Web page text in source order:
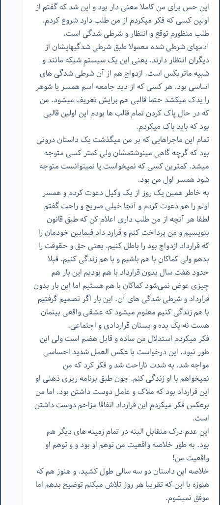
این حس برای من کاملا معنی دار بود و این شد که گفتم از
اولین کسی که فکر میکردم از من طلب دارد شروع کردم.
طلب منظورم توقع و انتظار و شرطی شدگی است.
آدمهای شرطی شده معمولا طبق شرطی شدگیهایشان از
دیگران انتظار دارند. یعنی این یک سیستمِ شبکه مانند و
شبیه ماتریکس است. ازدواج هم از آن شرطی شدگی های
اساسی بود. هر کسی که از دید جامعه اسم همسر یا شوهر
را یدک میکشد حتما قالبی هم برایش تعریف میشود. من
که در حال پاک کردن تمام قالب ها بودم این اولین قالبی
بود که باید پاک میکردم.
تمام این ماجراهایی که بر من میگذشت یک داستان درونی
بود که گرچه گاهی مینوشتمشان ولی کمتر کسی متوجه
میشد. کمترین کسی که نمیخواست یا نمیتوانست متوجه
شود همسر اول من بود.
به خاطر همین یک روز از یک وکیل دعوت کردم و همسر
اولم را هم دعوت کردم و آنجا خیلی صریح و راحت گفتم
لطفا هر آنچه از من طلب داری اعلام کن که طبق قانون
بنویسیم و من پرداخت کنم و قرارد داد فیمابین خودمان را
که قرارداد ازدواج بود را باطل کنیم. یعنی حق و حقوقت را
بدهم ولی کماکان با هم باشیم و با هم زندگی کنیم. قبلا
حدود هفت سال بدون قرارداد با هم بودیم این بار هم
چیزی عوض نمی‌شود کماکان با هم هستیم اما این بار بدون
قرارداد و شرطی شدگی های آن. این بار اگر تصمیم گرفتیم
با هم زندگی کنیم معلوم میشود که عشقی واقعی بینمان
هست نه یک بده و بستان قراردادی و اجتماعی.
فکر میکردم استدلال من ساده و قابل هضم است ولی این
طور نبود. این درخواست با عکس العمل شدید احساسی
مواجه شد. به شدت ناراحت شد و فکر کرد که من
نمیخواهم با او زندگی کنم. چون طبق برنامه ریزی ذهنی او
این قرارداد بود که ملاک و عامل دوست داشتن بود. اما من
برعکس فکر میکردم این قرارداد اتفاقا مزاحم دوست داشتن
است.
این عدم درک متقابل البته در تمام زمینه های دیگر هم
بود. به طور خلاصه واقعیت من توهم او بود و و توهم او
واقعیت من!
خلاصه این داستان دو سه سالی طول کشید. و هنوز هم که
هنوزه با این که تقریبا هر روز تلاش میکنم توضیح بدهم اما
موفق نمیشوم.